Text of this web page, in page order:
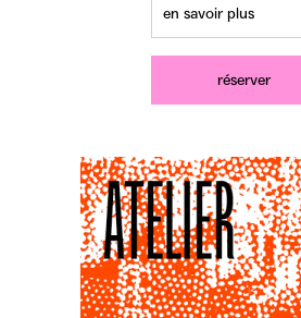
en savoir plus
réserver